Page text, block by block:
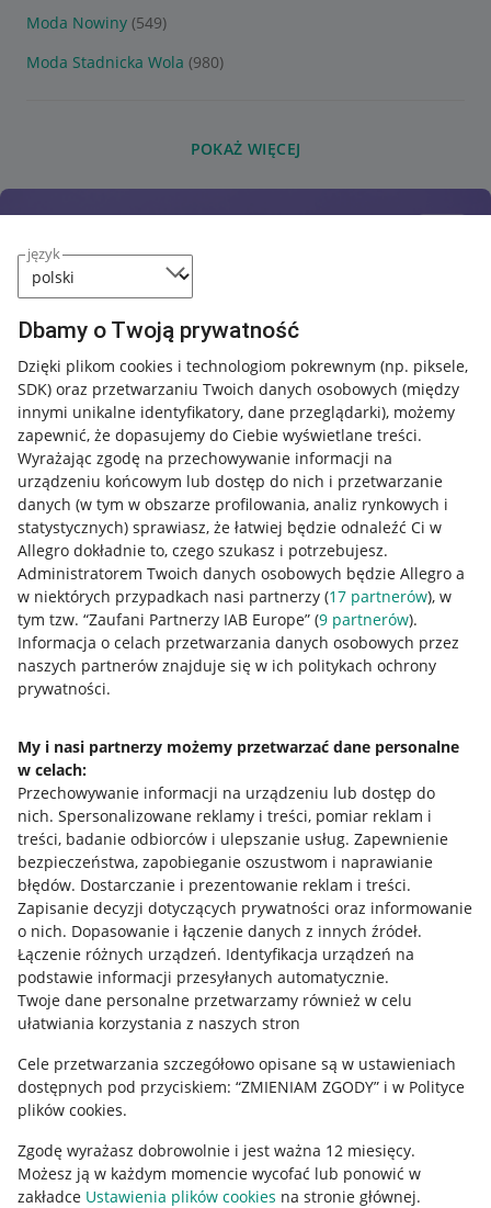
język
Dbamy o Twoją prywatność
Dzięki plikom cookies i technologiom pokrewnym (np. piksele,
SDK) oraz przetwarzaniu Twoich danych osobowych (między
innymi unikalne identyfikatory, dane przeglądarki), możemy
zapewnić, że dopasujemy do Ciebie wyświetlane treści.
Wyrażając zgodę na przechowywanie informacji na
urządzeniu końcowym lub dostęp do nich i przetwarzanie
danych (w tym w obszarze profilowania, analiz rynkowych i
statystycznych) sprawiasz, że łatwiej będzie odnaleźć Ci w
Allegro dokładnie to, czego szukasz i potrzebujesz.
Administratorem Twoich danych osobowych będzie Allegro a
w niektórych przypadkach nasi partnerzy (17 partnerów), w
tym tzw. “Zaufani Partnerzy IAB Europe” (9 partnerów).
Informacja o celach przetwarzania danych osobowych przez
naszych partnerów znajduje się w ich politykach ochrony
prywatności.
My i nasi partnerzy możemy przetwarzać dane personalne
w celach:
Przechowywanie informacji na urządzeniu lub dostęp do
nich. Spersonalizowane reklamy i treści, pomiar reklam i
treści, badanie odbiorców i ulepszanie usług. Zapewnienie
bezpieczeństwa, zapobieganie oszustwom i naprawianie
błędów. Dostarczanie i prezentowanie reklam i treści.
Zapisanie decyzji dotyczących prywatności oraz informowanie
o nich. Dopasowanie i łączenie danych z innych źródeł.
Łączenie różnych urządzeń. Identyfikacja urządzeń na
podstawie informacji przesyłanych automatycznie.
Twoje dane personalne przetwarzamy również w celu
ułatwiania korzystania z naszych stron
Cele przetwarzania szczegółowo opisane są w ustawieniach
dostępnych pod przyciskiem: “ZMIENIAM ZGODY” i w Polityce
plików cookies.
Zgodę wyrażasz dobrowolnie i jest ważna 12 miesięcy.
Możesz ją w każdym momencie wycofać lub ponowić w
zakładce Ustawienia plików cookies na stronie głównej.
Moda Nowiny (549)
Moda Stadnicka Wola (980)
POKAŻ WIĘCEJ
Przydatne informacje
Jak to działa
Allegro Gadane dla sprzedających
Allegro Gadane dla kupujących
Mapa miejscowości
Informacje prawne
Regulamin
Polityka plików "cookies"
Ustawienia plików "cookies"
Udostępnianie lokalizacji
Informacje dla Aktu o Usługach Cyfrowych
Pobierz aplikację